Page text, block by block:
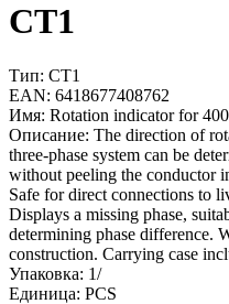
CT1
Тип: CT1
EAN: 6418677408762
Имя: Rotation indicator for
Описание: The direction of
three-phase system can be
without peeling the conductor
Safe for direct connections to
Displays a missing phase,
determining phase difference.
construction. Carrying case
Упаковка: 1/
Единица: PCS